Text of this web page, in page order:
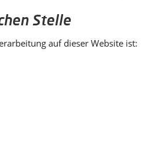
Stelle
auf dieser Website ist: